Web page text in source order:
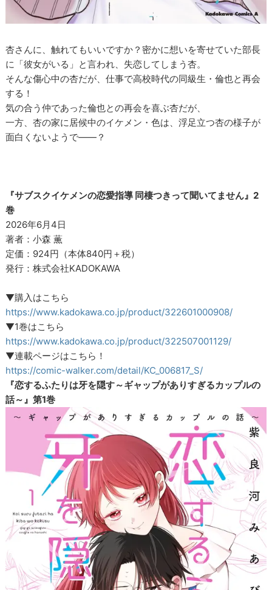
杏さんに、触れてもいいですか？密かに想いを寄せていた部長
に「彼女がいる」と言われ、失恋してしまう杏。
そんな傷心中の杏だが、仕事で高校時代の同級生・倫也と再会
する！
気の合う仲であった倫也との再会を喜ぶ杏だが、
一方、杏の家に居候中のイケメン・色は、浮足立つ杏の様子が
面白くないようで――？
『サブスクイケメンの恋愛指導 同棲つきって聞いてません』2
巻
2026年6月4日
著者：小森 薫
定価：924円（本体840円＋税）
発行：株式会社KADOKAWA
▼購入はこちら
https://www.kadokawa.co.jp/product/322601000908/
▼1巻はこちら
https://www.kadokawa.co.jp/product/322507001129/
▼連載ページはこちら！
https://comic-walker.com/detail/KC_006817_S/
『恋するふたりは牙を隠す～ギャップがありすぎるカップルの
話～』第1巻